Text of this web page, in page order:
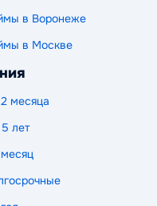
в Воронеже
в Москве
месяца
лет